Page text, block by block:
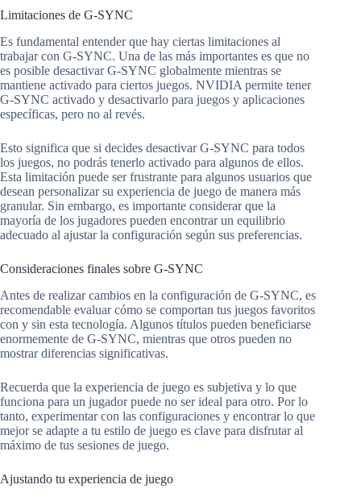
Limitaciones de G-SYNC
Es fundamental entender que hay ciertas limitaciones al
trabajar con G-SYNC. Una de las más importantes es que no
es posible desactivar G-SYNC globalmente mientras se
mantiene activado para ciertos juegos. NVIDIA permite tener
G-SYNC activado y desactivarlo para juegos y aplicaciones
específicas, pero no al revés.
Esto significa que si decides desactivar G-SYNC para todos
los juegos, no podrás tenerlo activado para algunos de ellos.
Esta limitación puede ser frustrante para algunos usuarios que
desean personalizar su experiencia de juego de manera más
granular. Sin embargo, es importante considerar que la
mayoría de los jugadores pueden encontrar un equilibrio
adecuado al ajustar la configuración según sus preferencias.
Consideraciones finales sobre G-SYNC
Antes de realizar cambios en la configuración de G-SYNC, es
recomendable evaluar cómo se comportan tus juegos favoritos
con y sin esta tecnología. Algunos títulos pueden beneficiarse
enormemente de G-SYNC, mientras que otros pueden no
mostrar diferencias significativas.
Recuerda que la experiencia de juego es subjetiva y lo que
funciona para un jugador puede no ser ideal para otro. Por lo
tanto, experimentar con las configuraciones y encontrar lo que
mejor se adapte a tu estilo de juego es clave para disfrutar al
máximo de tus sesiones de juego.
Ajustando tu experiencia de juego